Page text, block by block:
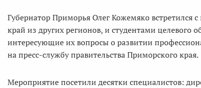
Губернатор Приморья Олег Кожемяко встретился
край из других регионов, и студентами целевого
интересующие их вопросы о развитии
на пресс-службу правительства Приморского края.
Мероприятие посетили десятки специалистов: